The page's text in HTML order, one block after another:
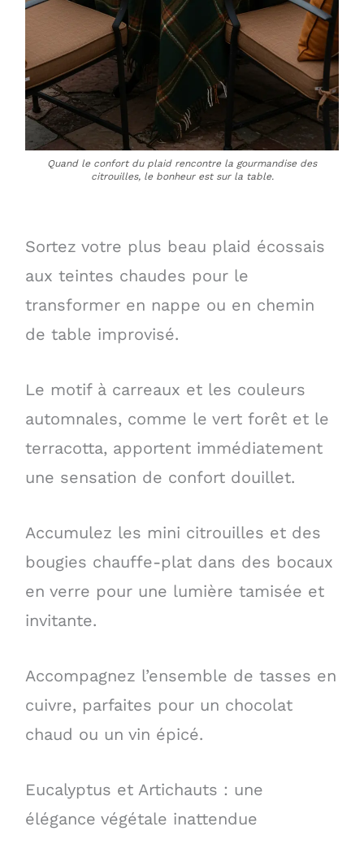
Quand le confort du plaid rencontre la gourmandise des
citrouilles, le bonheur est sur la table.
Sortez votre plus beau plaid écossais
aux teintes chaudes pour le
transformer en nappe ou en chemin
de table improvisé.
Le motif à carreaux et les couleurs
automnales, comme le vert forêt et le
terracotta, apportent immédiatement
une sensation de confort douillet.
Accumulez les mini citrouilles et des
bougies chauffe-plat dans des bocaux
en verre pour une lumière tamisée et
invitante.
Accompagnez l’ensemble de tasses en
cuivre, parfaites pour un chocolat
chaud ou un vin épicé.
Eucalyptus et Artichauts : une
élégance végétale inattendue